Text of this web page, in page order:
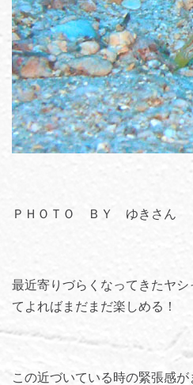
ＰＨＯＴＯ ＢＹ ゆきさん
最近寄りづらくなってきたヤ
てよればまだまだ楽しめる！
この近づいている時の緊張感